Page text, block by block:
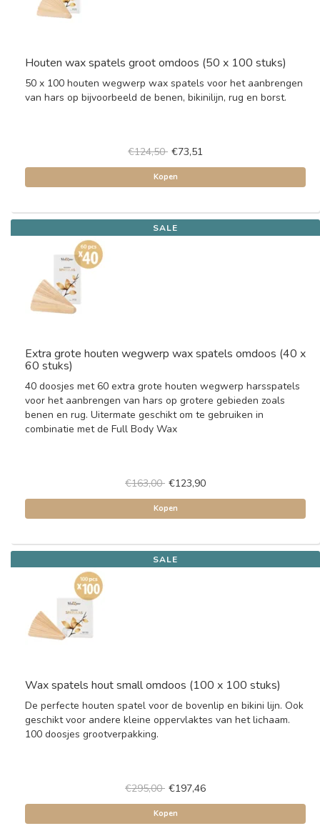
Houten wax spatels groot omdoos (50 x 100 stuks)
50 x 100 houten wegwerp wax spatels voor het aanbrengen
van hars op bijvoorbeeld de benen, bikinilijn, rug en borst.
€124,50 €73,51
Kopen
SALE
Extra grote houten wegwerp wax spatels omdoos (40 x
60 stuks)
40 doosjes met 60 extra grote houten wegwerp harsspatels
voor het aanbrengen van hars op grotere gebieden zoals
benen en rug. Uitermate geschikt om te gebruiken in
combinatie met de Full Body Wax
€163,00 €123,90
Kopen
SALE
Wax spatels hout small omdoos (100 x 100 stuks)
De perfecte houten spatel voor de bovenlip en bikini lijn. Ook
geschikt voor andere kleine oppervlaktes van het lichaam.
100 doosjes grootverpakking.
€295,00 €197,46
Kopen